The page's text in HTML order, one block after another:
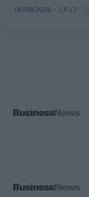
06/08/2026 - 13:17